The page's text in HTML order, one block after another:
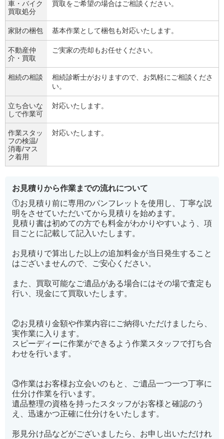
車・バイク
買取処分
買取をご希望の場合はご相談ください。
家財の梱包 基本作業として梱包も対応いたします。
不動産仲
介・買取
ご実家の売却もお任せください。
相続の相談
相続診断士がおりますので、お気軽にご相談くださ
い。
立ち合いな
しで作業可
対応いたします。
作業スタッ
フの検温/
消毒/マス
ク着用
対応いたします。
お見積りから作業までの流れについて
①お見積り前に専用のパンフレットを使用し、丁寧な説
明をさせていただいてから見積りを始めます。
見積り書は初めての方でも料金がわかりやすいよう、項
目ごとに記載して記入いたします。
お見積りで算出した以上の追加料金が当日発生すること
はございませんので、ご安心ください。
また、買取可能なご遺品がある場合にはその場で査定も
行い、現金にて買取いたします。
②お見積り金額や作業内容にご納得いただけましたら、
実作業に入ります。
スピーディーに作業ができるよう作業スタッフで打ち合
わせを行います。
③作業はお客様お立会いのもと、ご遺品一つ一つ丁寧に
仕分け作業を行います。
遺品整理の資格を持ったスタッフがお客様と確認のう
え、迅速かつ正確に仕分けをいたします。
形見分け品などがございましたら、お申し出いただけれ